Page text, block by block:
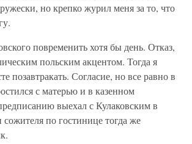
но крепко журил меня за то, что
повременить хотя бы день. Отказ,
польским акцентом. Тогда я
позавтракать. Согласие, но все равно в
с матерью и в казенном
выехал с Кулаковским в
по гостинице тогда же